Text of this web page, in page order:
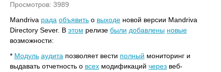
Просмотров: 3989
Mandriva рада объявить о выходе новой версии Mandriva
Directory Sever. В этом релизе были добавлены новые
возможности:
* Модуль аудита позволяет вести полный мониторинг и
выдавать отчетность о всех модификаций через веб-